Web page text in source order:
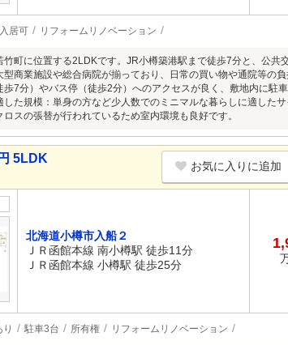
居可 リフォームリノベーション
竹町に位置する2LDKです。JR小樽築港駅まで徒歩7分と、公
型商業施設や総合病院が揃っており、日常の買い物や通院等の
歩7分）やバス停（徒歩2分）へのアクセスが良く、敷地内に駐
した規模：単身の方など少人数でのミニマルな暮らしに適した
ロスの張替が行われているため室内環境も良好です。
5LDK
お気に入りに追加
北海道小樽市入船２
ＪＲ函館本線 南小樽駅 徒歩11分
ＪＲ函館本線 小樽駅 徒歩25分
駐車3台 所有権 リフォームリノベーション